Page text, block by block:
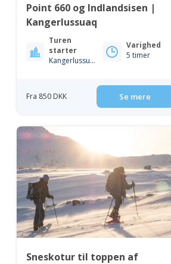
Point 660 og Indlandsisen |
Kangerlussuaq
Turen
starter
Kangerlussuaq
Varighed
5 timer
Fra 850 DKK Se mere
Sneskotur til toppen af